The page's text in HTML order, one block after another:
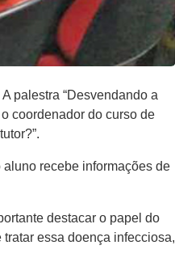
palestra “Desvendando a
coordenador do curso de
recebe informações de
destacar o papel do
essa doença infecciosa,